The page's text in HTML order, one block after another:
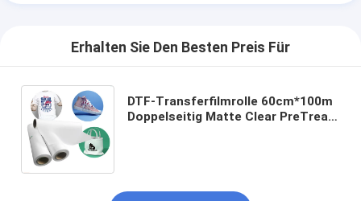
Erhalten Sie Den Besten Preis Für
DTF-Transferfilmrolle 60cm*100m
Doppelseitig Matte Clear PreTreat